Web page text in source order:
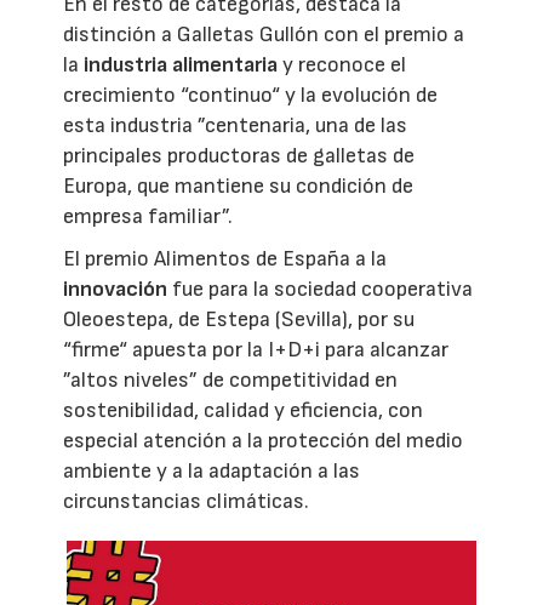
distinción a Galletas Gullón con el premio a
la industria alimentariay reconoce el
crecimiento “continuo“ y la evolución de
esta industria ”centenaria, una de las
principales productoras de galletas de
Europa, que mantiene su condición de
empresa familiar”.
El premio Alimentos de España a la
innovación fue para la sociedad cooperativa
Oleoestepa, de Estepa (Sevilla), por su
“firme“ apuesta por la I+D+i para alcanzar
”altos niveles” de competitividad en
sostenibilidad, calidad y eficiencia, con
especial atención a la protección del medio
ambiente y a la adaptación a las
circunstancias climáticas.